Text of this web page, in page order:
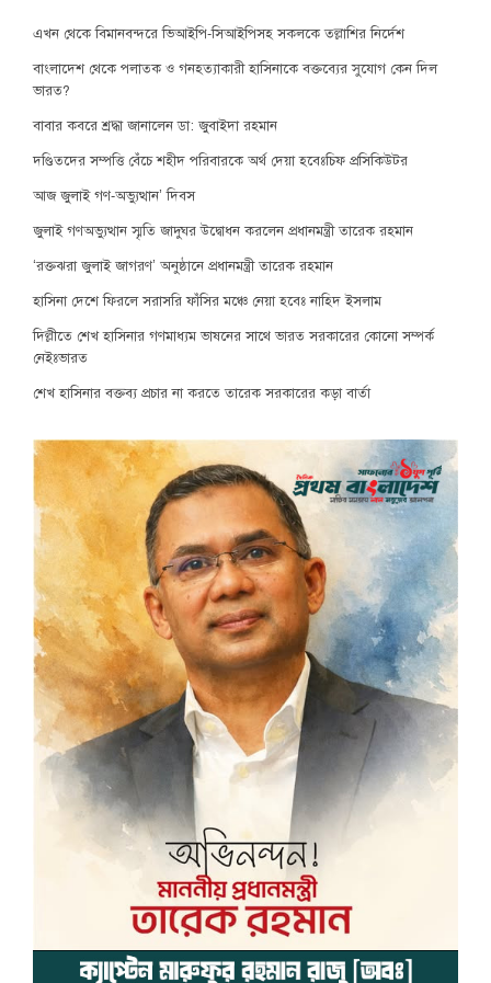
এখন থেকে বিমানবন্দরে ভিআইপি-সিআইপিসহ সকলকে তল্লাশির নির্দেশ
বাংলাদেশ থেকে পলাতক ও গনহত্যাকারী হাসিনাকে বক্তব্যের সুযোগ কেন দিল
ভারত?
বাবার কবরে শ্রদ্ধা জানালেন ডা: জুবাইদা রহমান
দণ্ডিতদের সম্পত্তি বেঁচে শহীদ পরিবারকে অর্থ দেয়া হবেঃচিফ প্রসিকিউটর
আজ জুলাই গণ-অভ্যুত্থান’ দিবস
জুলাই গণঅভ্যুত্থান স্মৃতি জাদুঘর উদ্বোধন করলেন প্রধানমন্ত্রী তারেক রহমান
‘রক্তঝরা জুলাই জাগরণ’ অনুষ্ঠানে প্রধানমন্ত্রী তারেক রহমান
হাসিনা দেশে ফিরলে সরাসরি ফাঁসির মঞ্চে নেয়া হবেঃ নাহিদ ইসলাম
দিল্লীতে শেখ হাসিনার গণমাধ্যম ভাষনের সাথে ভারত সরকারের কোনো সম্পর্ক
নেইঃভারত
শেখ হাসিনার বক্তব্য প্রচার না করতে তারেক সরকারের কড়া বার্তা